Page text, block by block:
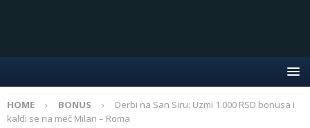
HOME BONUS
Derbi na San Siru: Uzmi 1.000 RSD bonusa i
kaldi se na meč Milan – Roma